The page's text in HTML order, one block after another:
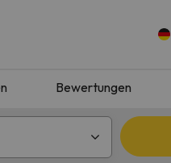
Bewertungen